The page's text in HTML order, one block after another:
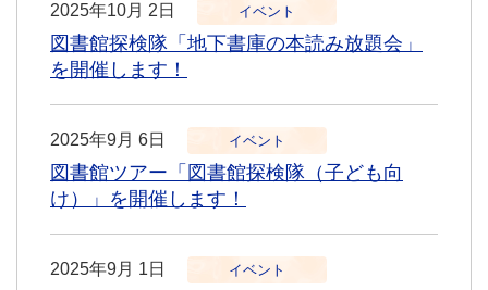
2025年10月 2日 イベント
図書館探検隊「地下書庫の本読み放題会」
を開催します！
2025年9月 6日 イベント
図書館ツアー「図書館探検隊（子ども向
け）」を開催します！
2025年9月 1日 イベント